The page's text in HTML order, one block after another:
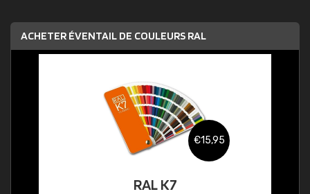
ACHETER ÉVENTAIL DE COULEURS RAL
€15,95
RAL K7